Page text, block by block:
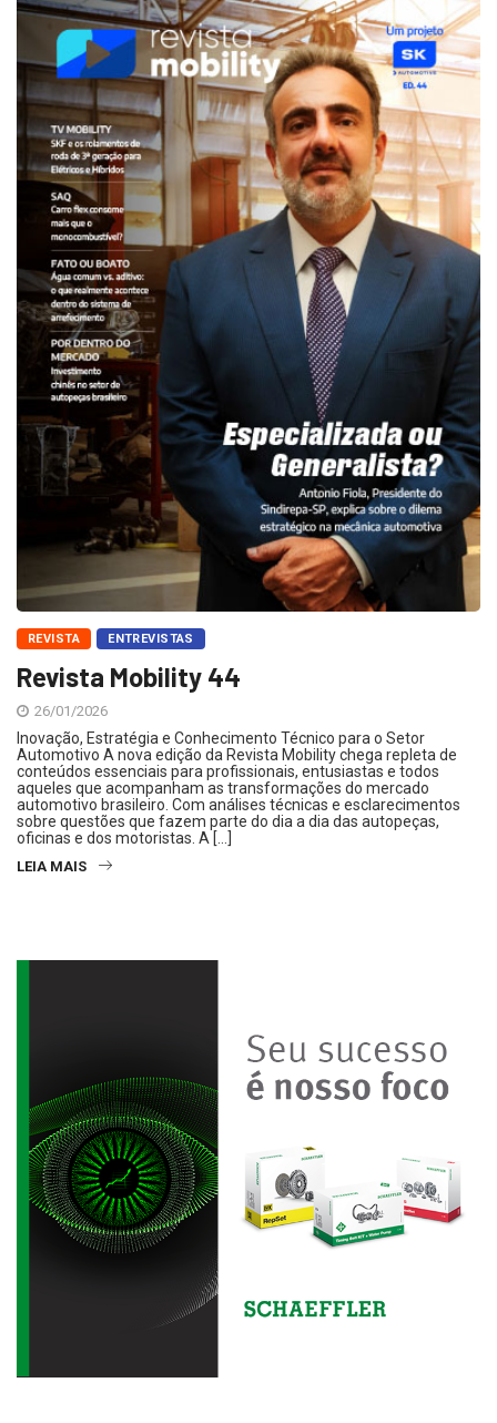
REVISTA ENTREVISTAS
Revista Mobility 44
26/01/2026
Inovação, Estratégia e Conhecimento Técnico para o Setor
Automotivo A nova edição da Revista Mobility chega repleta de
conteúdos essenciais para profissionais, entusiastas e todos
aqueles que acompanham as transformações do mercado
automotivo brasileiro. Com análises técnicas e esclarecimentos
sobre questões que fazem parte do dia a dia das autopeças,
oficinas e dos motoristas. A […]
LEIA MAIS